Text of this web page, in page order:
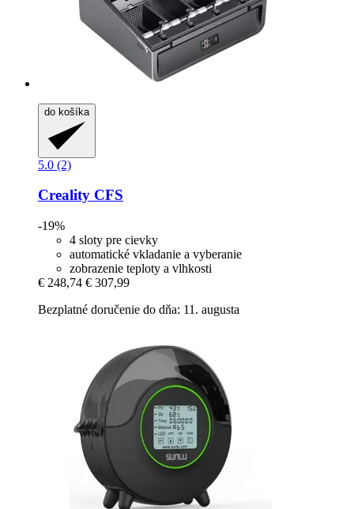
do košíka
5.0 (2)
Creality CFS
-19%
4 sloty pre cievky
automatické vkladanie a vyberanie
zobrazenie teploty a vlhkosti
€ 248,74 € 307,99
Bezplatné doručenie do dňa: 11. augusta